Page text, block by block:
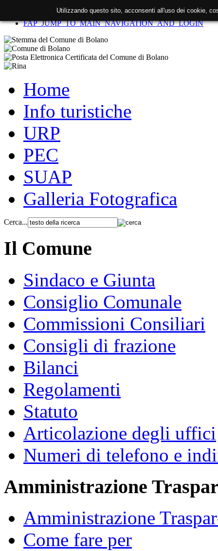
FAP_SKIP_TO_CONTENT
FAP_JUMP_TO_MAIN_NAVIGATION_AND_LOGIN
Home
Info turistiche
URP
PEC
SUAP
Galleria Fotografica
Cerca...
Il Comune
Sindaco e Giunta
Consiglio Comunale
Commissioni Consiliari
Consigli di frazione
Bilanci
Regolamenti
Statuto
Articolazione degli uffici
Numeri di telefono e
Amministrazione
Amministrazione
Come fare per
Utilizzando questo sito, acconsenti all'uso dei cookie,